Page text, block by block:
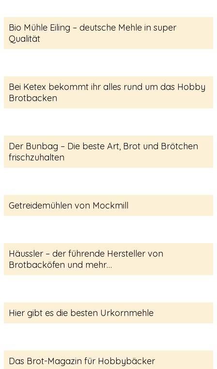
Bio Mühle Eiling – deutsche Mehle in super
Qualität
Bei Ketex bekommt ihr alles rund um das Hobby
Brotbacken
Der Bunbag – Die beste Art, Brot und Brötchen
frischzuhalten
Getreidemühlen von Mockmill
Häussler – der führende Hersteller von
Brotbacköfen und mehr…
Hier gibt es die besten Urkornmehle
Das Brot-Magazin für Hobbybäcker